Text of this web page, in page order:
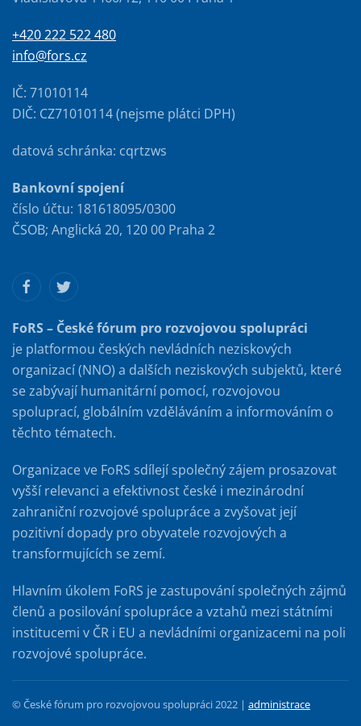
+420 222 522 480
info@fors.cz
IČ: 71010114
DIČ: CZ71010114 (nejsme plátci DPH)
datová schránka: cqrtzws
Bankovní spojení
číslo účtu: 181618095/0300
ČSOB; Anglická 20, 120 00 Praha 2
FoRS – České fórum pro rozvojovou spolupráci
je platformou českých nevládních neziskových
organizací (NNO) a dalších neziskových subjektů, které
se zabývají humanitární pomocí, rozvojovou
spoluprací, globálním vzděláváním a informováním o
těchto tématech.
Organizace ve FoRS sdílejí společný zájem prosazovat
vyšší relevanci a efektivnost české i mezinárodní
zahraniční rozvojové spolupráce a zvyšovat její
pozitivní dopady pro obyvatele rozvojových a
transformujících se zemí.
Hlavním úkolem FoRS je zastupování společných zájmů
členů a posilování spolupráce a vztahů mezi státními
institucemi v ČR i EU a nevládními organizacemi na poli
rozvojové spolupráce.
© České fórum pro rozvojovou spolupráci 2022 | administrace